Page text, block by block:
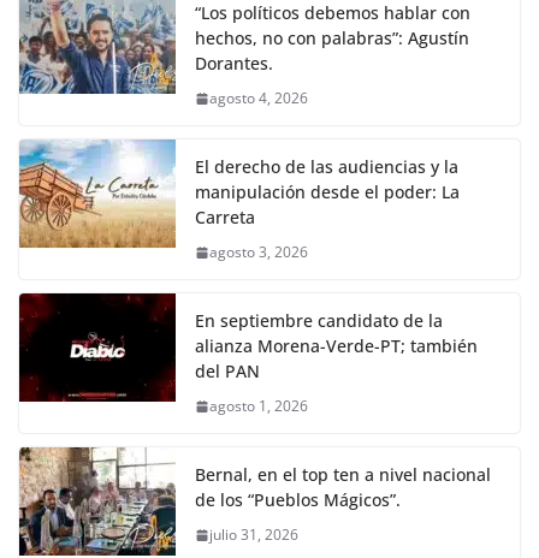
“Los políticos debemos hablar con
hechos, no con palabras”: Agustín
Dorantes.
agosto 4, 2026
El derecho de las audiencias y la
manipulación desde el poder: La
Carreta
agosto 3, 2026
En septiembre candidato de la
alianza Morena-Verde-PT; también
del PAN
agosto 1, 2026
Bernal, en el top ten a nivel nacional
de los “Pueblos Mágicos”.
julio 31, 2026